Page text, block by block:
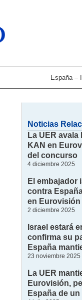
España –
Noticias
La UER
KAN en
del concurso
4 diciembre 2025
El embajador
contra
en Eurovisión
2 diciembre 2025
Israel estará
confirma su
España
23 noviembre 2025
La UER
Eurovisión,
España de